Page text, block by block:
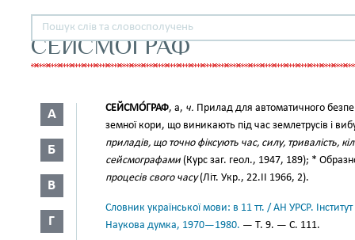
СЕЙСМОГРАФ
А
Б
В
Г
СЕЙСМО́ГРАФ, а, ч. Прилад для автоматичного
земної кори, що виникають під час землетрусів і
приладів, що точно фіксують час, силу, тривалість,
сейсмографами (Курс заг. геол., 1947, 189); *
процесів свого часу(Літ. Укр., 22.II 1966, 2).
Словник української мови: в 11 тт. / АН УРСР.
Наукова думка, 1970—1980. — Т. 9. — С. 111.